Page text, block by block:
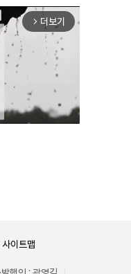
arrow_forward_ios 더보기
사이트맵